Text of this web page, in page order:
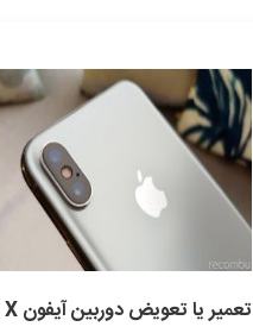
تعمیر یا تعویض دوربین آیفون X